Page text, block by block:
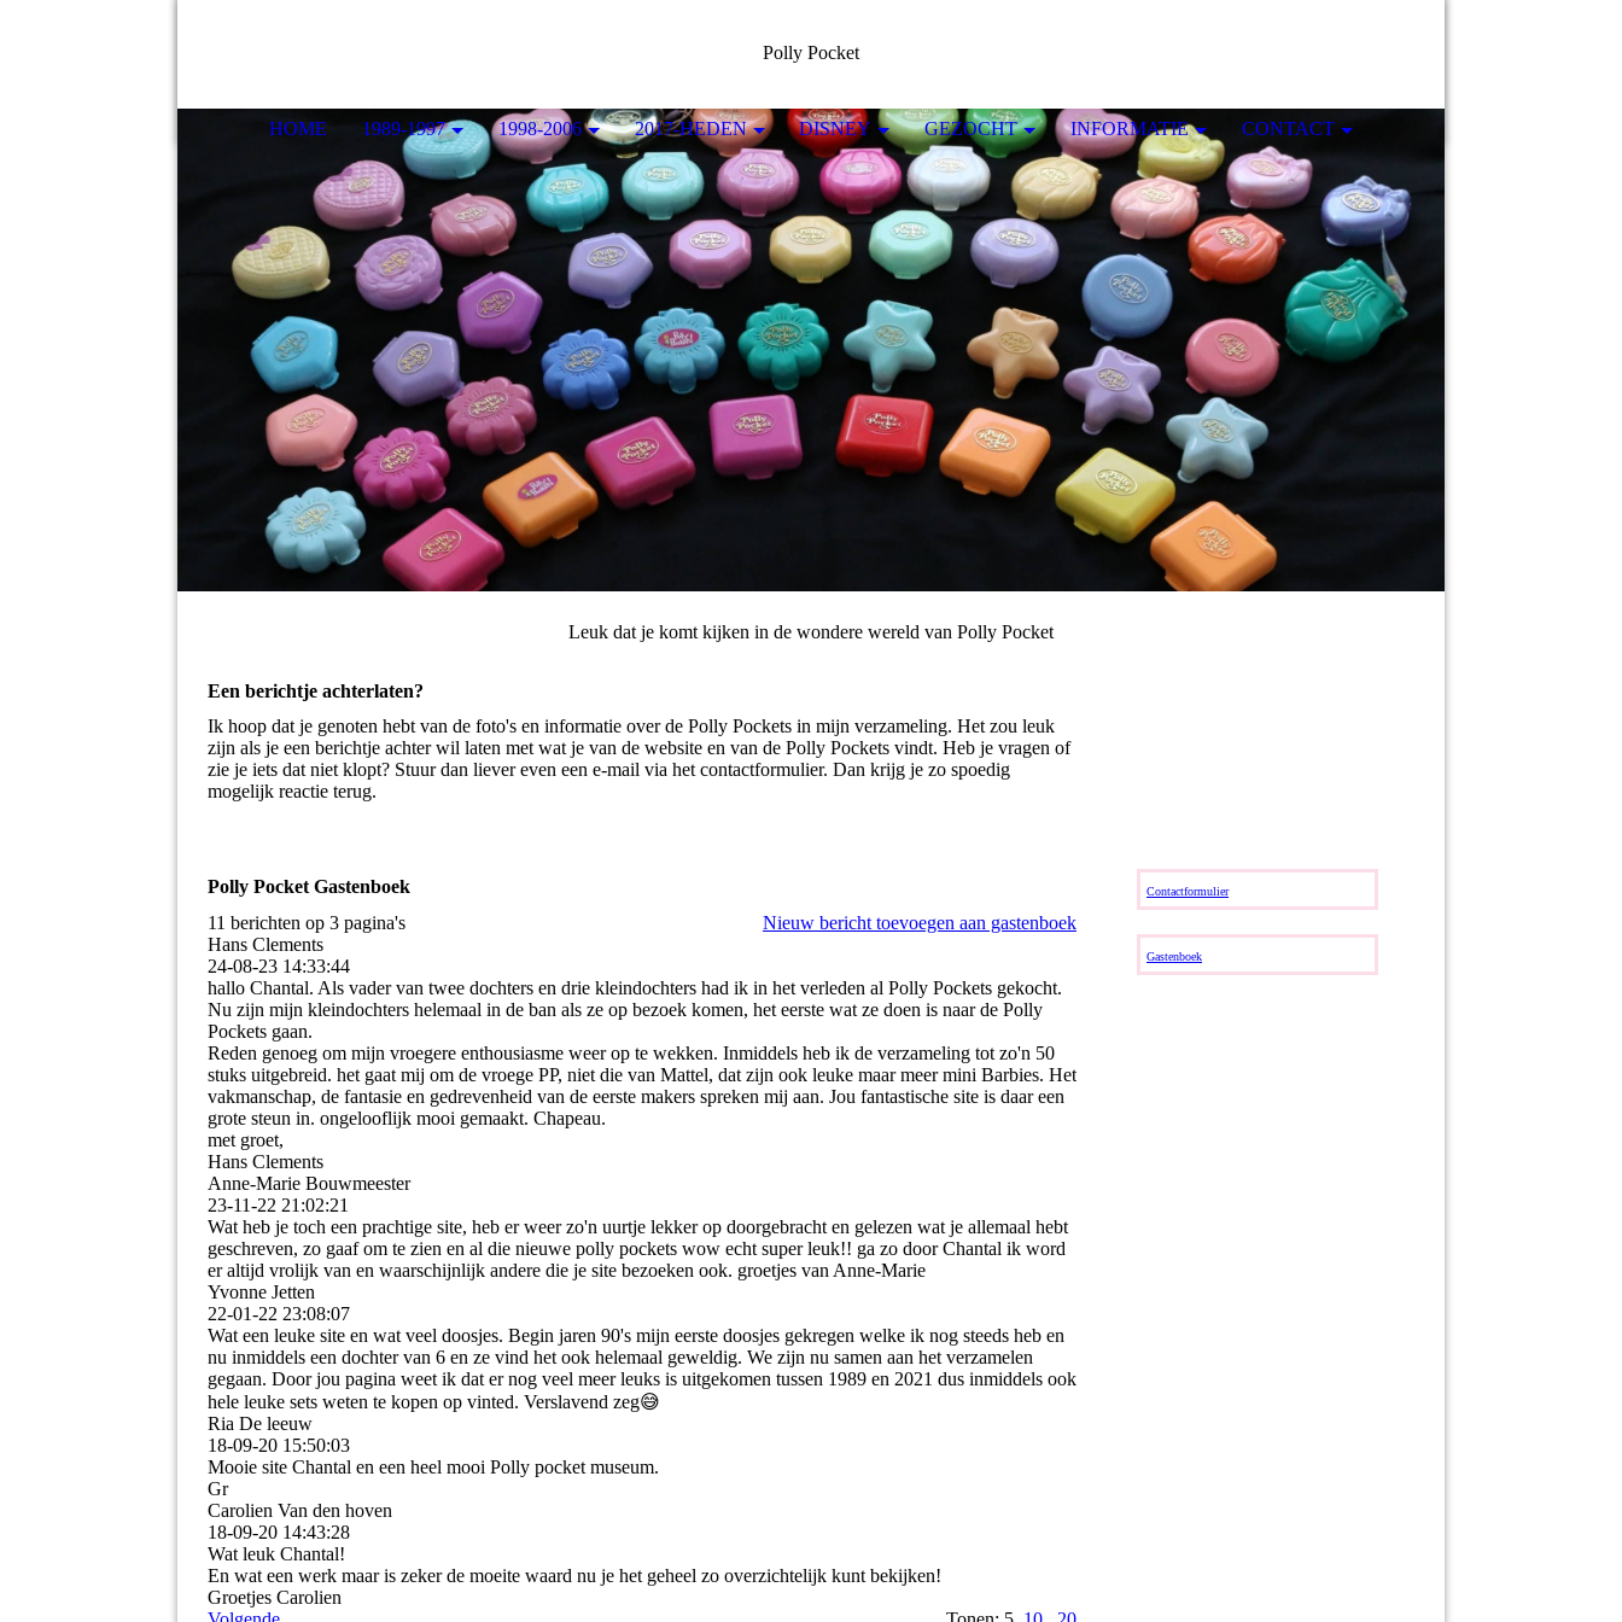
Polly Pocket
HOME 1989-1997 1998-2006 2017-HEDEN DISNEY GEZOCHT INFORMATIE CONTACT
Leuk dat je komt kijken in de wondere wereld van Polly Pocket
Een berichtje achterlaten?
Ik hoop dat je genoten hebt van de foto's en informatie over de Polly Pockets in mijn verzameling. Het zou leuk
zijn als je een berichtje achter wil laten met wat je van de website en van de Polly Pockets vindt. Heb je vragen of
zie je iets dat niet klopt? Stuur dan liever even een e-mail via het contactformulier. Dan krijg je zo spoedig
mogelijk reactie terug.
Polly Pocket Gastenboek
11 berichten op 3 pagina's
Nieuw bericht toevoegen aan gastenboek
Hans Clements
24-08-23 14:33:44
hallo Chantal. Als vader van twee dochters en drie kleindochters had ik in het verleden al Polly Pockets gekocht.
Nu zijn mijn kleindochters helemaal in de ban als ze op bezoek komen, het eerste wat ze doen is naar de Polly
Pockets gaan.
Reden genoeg om mijn vroegere enthousiasme weer op te wekken. Inmiddels heb ik de verzameling tot zo'n 50
stuks uitgebreid. het gaat mij om de vroege PP, niet die van Mattel, dat zijn ook leuke maar meer mini Barbies. Het
vakmanschap, de fantasie en gedrevenheid van de eerste makers spreken mij aan. Jou fantastische site is daar een
grote steun in. ongelooflijk mooi gemaakt. Chapeau.
met groet,
Hans Clements
Anne-Marie Bouwmeester
23-11-22 21:02:21
Wat heb je toch een prachtige site, heb er weer zo'n uurtje lekker op doorgebracht en gelezen wat je allemaal hebt
geschreven, zo gaaf om te zien en al die nieuwe polly pockets wow echt super leuk!! ga zo door Chantal ik word
er altijd vrolijk van en waarschijnlijk andere die je site bezoeken ook. groetjes van Anne-Marie
Yvonne Jetten
22-01-22 23:08:07
Wat een leuke site en wat veel doosjes. Begin jaren 90's mijn eerste doosjes gekregen welke ik nog steeds heb en
nu inmiddels een dochter van 6 en ze vind het ook helemaal geweldig. We zijn nu samen aan het verzamelen
gegaan. Door jou pagina weet ik dat er nog veel meer leuks is uitgekomen tussen 1989 en 2021 dus inmiddels ook
hele leuke sets weten te kopen op vinted. Verslavend zeg😅
Ria De leeuw
18-09-20 15:50:03
Mooie site Chantal en een heel mooi Polly pocket museum.
Gr
Carolien Van den hoven
18-09-20 14:43:28
Wat leuk Chantal!
En wat een werk maar is zeker de moeite waard nu je het geheel zo overzichtelijk kunt bekijken!
Groetjes Carolien
Contactformulier
Gastenboek